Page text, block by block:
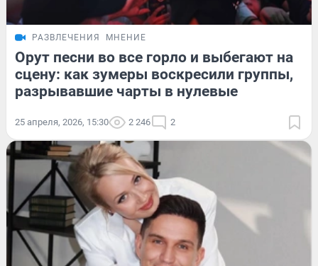
РАЗВЛЕЧЕНИЯ МНЕНИЕ
Орут песни во все горло и выбегают на
сцену: как зумеры воскресили группы,
разрывавшие чарты в нулевые
25 апреля, 2026, 15:30 2 246 2